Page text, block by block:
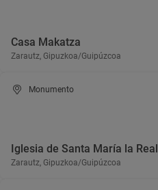
Casa Makatza
Zarautz, Gipuzkoa/Guipúzcoa
Monumento
Iglesia de Santa María la Real
Zarautz, Gipuzkoa/Guipúzcoa